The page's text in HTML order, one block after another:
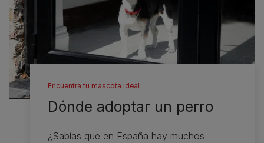
Encuentra tu mascota ideal
Dónde adoptar un perro
¿Sabías que en España hay muchos